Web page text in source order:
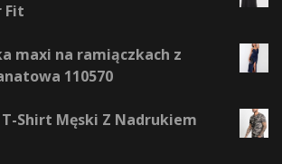
Fit
maxi na ramiączkach z
110570
Shirt Męski Z Nadrukiem